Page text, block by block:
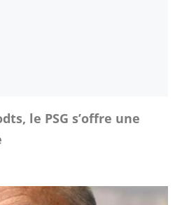
le PSG s’offre une